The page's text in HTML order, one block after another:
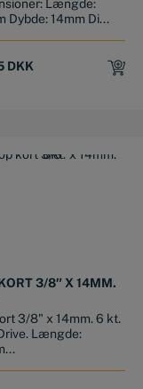
Længde:
Dybde: 14mm Di...
DKK
3/8″ X 14MM.
3/8" x 14mm. 6 kt.
Længde: